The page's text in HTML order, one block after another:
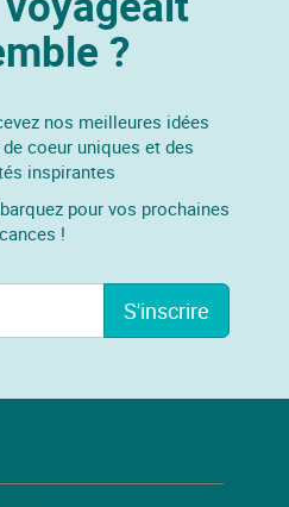
?
nos meilleures idées
coeur uniques et des
inspirantes
pour vos prochaines
!
S'inscrire